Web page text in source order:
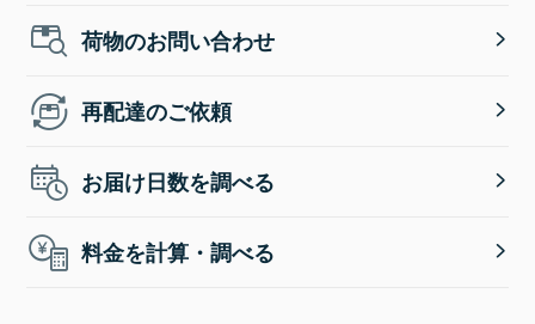
荷物のお問い合わせ
再配達のご依頼
お届け日数を調べる
料金を計算・調べる